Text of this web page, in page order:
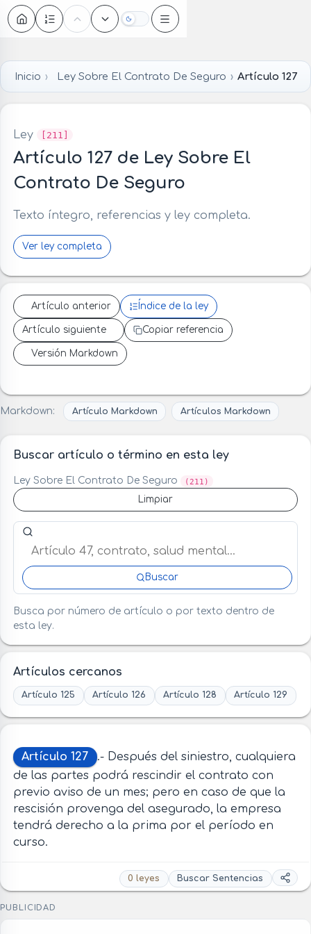
Oscuro
Inicio Ley Sobre El Contrato De Seguro Artículo 127
Ley [211]
Artículo 127 de Ley Sobre El
Contrato De Seguro
Texto íntegro, referencias y ley completa.
Ver ley completa
Artículo anterior Índice de la ley
Artículo siguiente Copiar referencia
Versión Markdown
Markdown: Artículo Markdown Artículos Markdown
Buscar artículo o término en esta ley
Ley Sobre El Contrato De Seguro (211)
Limpiar
Buscar artículo o término en esta ley
Buscar
Busca por número de artículo o por texto dentro de
esta ley.
Artículos cercanos
Artículo 125 Artículo 126 Artículo 128 Artículo 129
Artículo 127
.- Después del siniestro, cualquiera
de las partes podrá rescindir el contrato con
previo aviso de un mes; pero en caso de que la
rescisión provenga del asegurado, la empresa
tendrá derecho a la prima por el período en
curso.
0 leyes Buscar Sentencias
PUBLICIDAD